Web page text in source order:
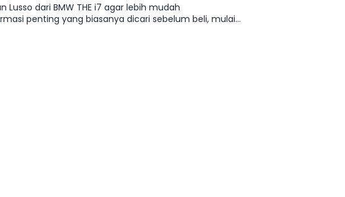
dari BMW THE i7 agar lebih mudah
penting yang biasanya dicari sebelum beli, mulai